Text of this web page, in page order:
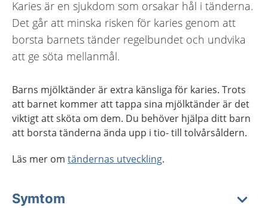
Karies är en sjukdom som orsakar hål i tänderna.
Det går att minska risken för karies genom att
borsta barnets tänder regelbundet och undvika
att ge söta mellanmål.
Barns mjölktänder är extra känsliga för karies. Trots
att barnet kommer att tappa sina mjölktänder är det
viktigt att sköta om dem. Du behöver hjälpa ditt barn
att borsta tänderna ända upp i tio- till tolvårsåldern.
Läs mer om tändernas utveckling.
Symtom